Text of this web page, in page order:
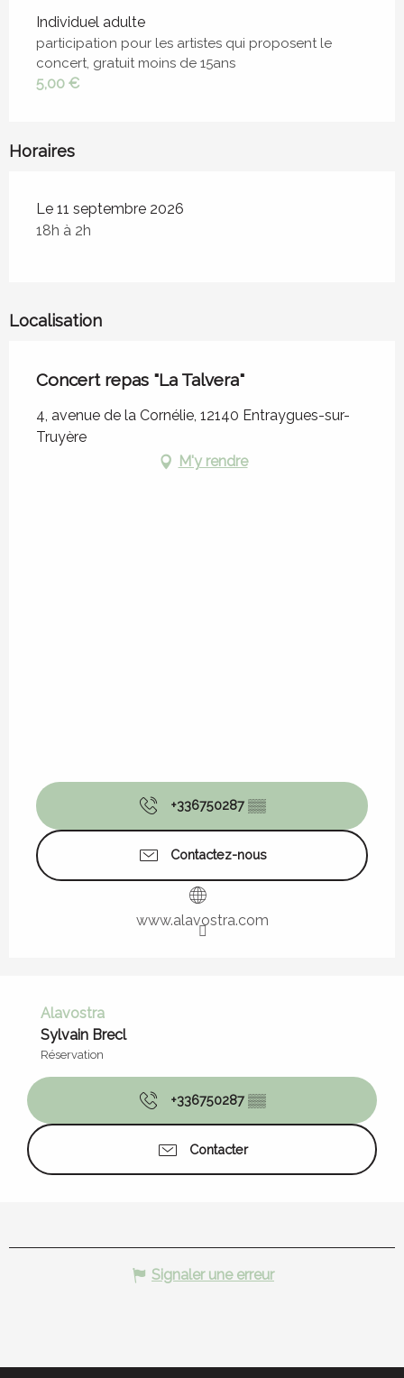
Tarifs 2026
Individuel adulte
participation pour les artistes qui proposent le
concert, gratuit moins de 15ans
5,00 €
Horaires
Le 11 septembre 2026
18h à 2h
Localisation
Concert repas "La Talvera"
4, avenue de la Cornélie, 12140 Entraygues-sur-
Truyère
M'y rendre
+336750287 ▒▒
Contactez-nous
www.alavostra.com
Alavostra
Sylvain Brecl
Réservation
+336750287 ▒▒
Contacter
Signaler une erreur